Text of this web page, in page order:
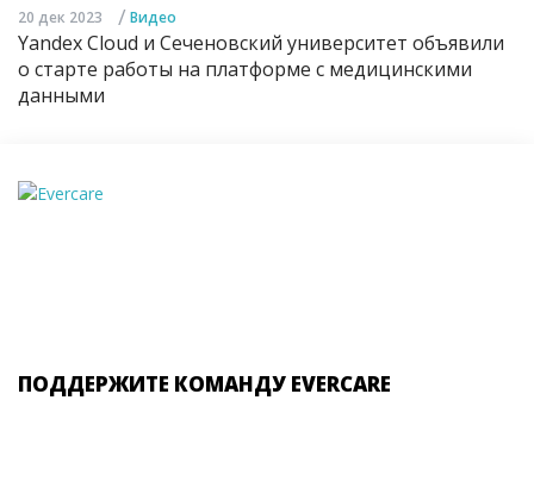
20 дек 2023 / Видео
Yandex Cloud и Сеченовский университет объявили
о старте работы на платформе с медицинскими
данными
ПОДДЕРЖИТЕ КОМАНДУ EVERCARE